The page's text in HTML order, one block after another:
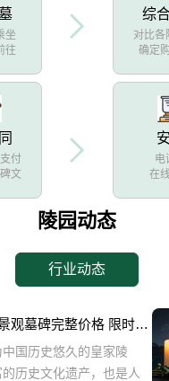
坐
往
综
对比各
确定
付
文
电
在
陵园动态
行业动态
清东陵万佛园中端景观墓碑完整价格 限时减免多年管理费详解
国历史悠久的皇家陵
历史文化遗产，也是人